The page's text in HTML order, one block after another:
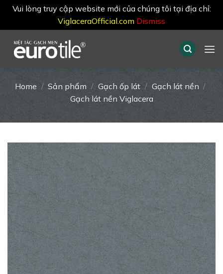
Vui lòng truy cập website mới của chúng tôi tại địa chỉ:
ViglaceraOfficial.com Dismiss
content
Home / Sản phẩm / Gạch ốp lát / Gạch lát nền /
Gạch lát nền Viglacera